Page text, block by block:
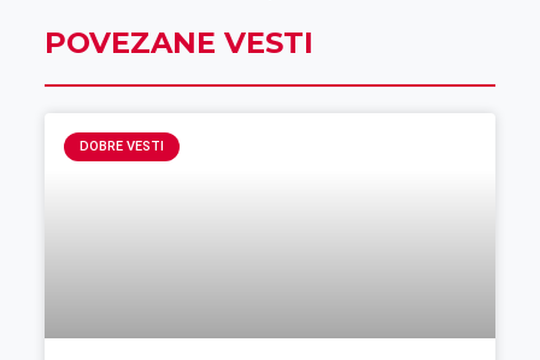
POVEZANE VESTI
DOBRE VESTI